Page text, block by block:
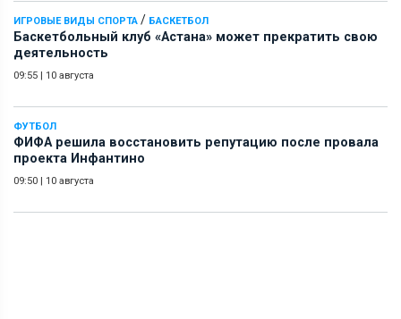
ИГРОВЫЕ ВИДЫ СПОРТА / БАСКЕТБОЛ
Баскетбольный клуб «Астана» может прекратить свою
деятельность
09:55 | 10 августа
ФУТБОЛ
ФИФА решила восстановить репутацию после провала
проекта Инфантино
09:50 | 10 августа